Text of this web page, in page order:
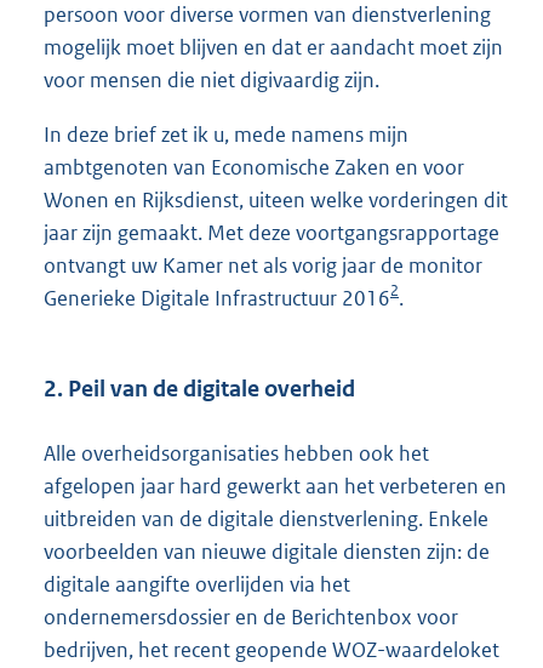
persoon voor diverse vormen van dienstverlening
mogelijk moet blijven en dat er aandacht moet zijn
voor mensen die niet digivaardig zijn.
In deze brief zet ik u, mede namens mijn
ambtgenoten van Economische Zaken en voor
Wonen en Rijksdienst, uiteen welke vorderingen dit
jaar zijn gemaakt. Met deze voortgangsrapportage
ontvangt uw Kamer net als vorig jaar de monitor
Generieke Digitale Infrastructuur 20162.
2. Peil van de digitale overheid
Alle overheidsorganisaties hebben ook het
afgelopen jaar hard gewerkt aan het verbeteren en
uitbreiden van de digitale dienstverlening. Enkele
voorbeelden van nieuwe digitale diensten zijn: de
digitale aangifte overlijden via het
ondernemersdossier en de Berichtenbox voor
bedrijven, het recent geopende WOZ-waardeloket